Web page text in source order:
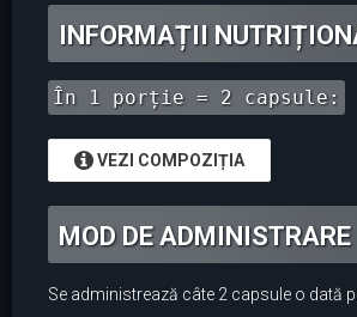
INFORMAȚII
În 1 porție = 2 capsule:
VEZI COMPOZIȚIA
MOD DE ADMINISTRARE
Se administrează câte 2 capsule o dată